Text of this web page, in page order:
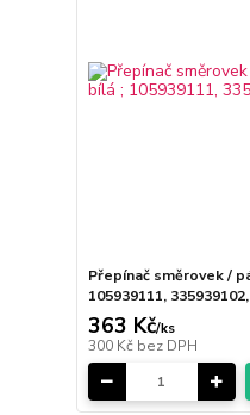
Přepínač směrovek /
105939111,
363 Kč/ks
300 Kč bez DPH